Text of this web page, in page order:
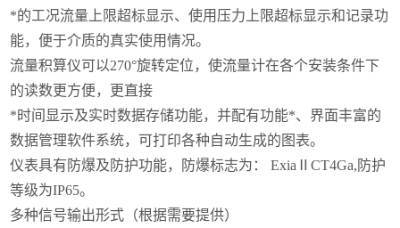
*的工况流量上限超标显示、使用压力上限超标显示和记录功
能，便于介质的真实使用情况。
流量积算仪可以270°旋转定位，使流量计在各个安装条件下
的读数更方便，更直接
*时间显示及实时数据存储功能，并配有功能*、界面丰富的
数据管理软件系统，可打印各种自动生成的图表。
仪表具有防爆及防护功能，防爆标志为： ExiaⅡCT4Ga,防护
等级为IP65。
多种信号输出形式（根据需要提供）